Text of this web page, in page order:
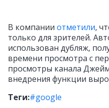
В компании отметили,
только для зрителей.
использован дубляж,
времени просмотра с
просмотры канала
внедрения функции
Теги:#google